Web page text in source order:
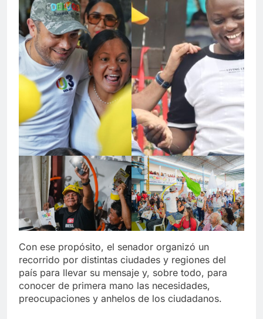
Con ese propósito, el senador organizó un
recorrido por distintas ciudades y regiones del
país para llevar su mensaje y, sobre todo, para
conocer de primera mano las necesidades,
preocupaciones y anhelos de los ciudadanos.